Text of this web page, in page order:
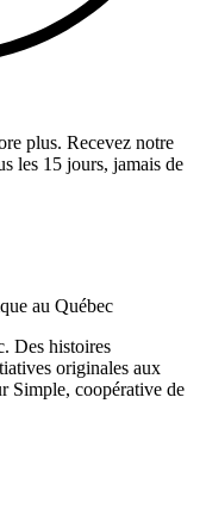
plus. Recevez notre
les 15 jours, jamais de
Des histoires
originales aux
Simple, coopérative de